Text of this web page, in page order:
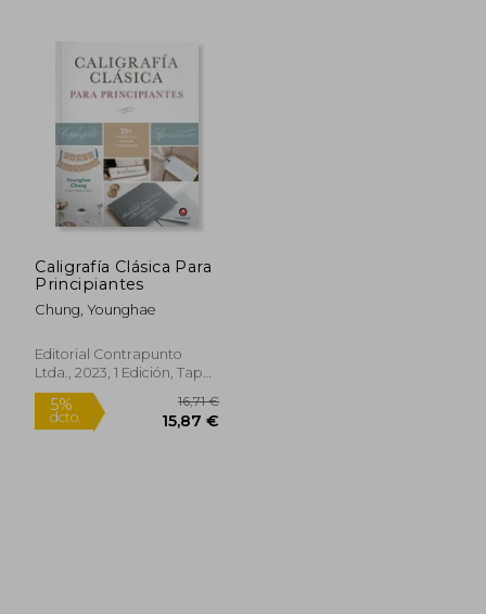
5%
Caligrafía Clásica Para
Principiantes
Chung, Younghae
Editorial Contrapunto
Ltda., 2023, 1 Edición, Tapa
Blanda, Nuevo